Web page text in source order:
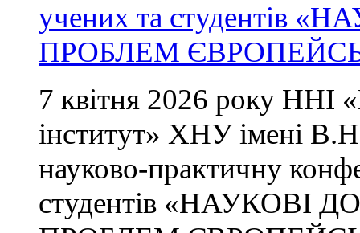
учених та студентів
ПРОБЛЕМ
7 квітня 2026 року ННІ
інститут» ХНУ імені
науково-практичну
студентів «НАУКОВІ